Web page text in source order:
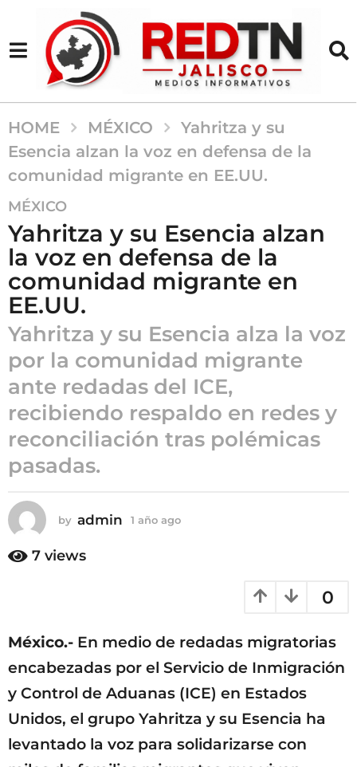
HOME MÉXICO
Yahritza y su
Esencia alzan la voz en defensa de la
comunidad migrante en EE.UU.
1
a
ñ
o
a
g
o
1
a
ñ
o
a
g
o
MÉXICO
Yahritza y su Esencia alzan
la voz en defensa de la
comunidad migrante en
EE.UU.
Yahritza y su Esencia alza la voz
por la comunidad migrante
ante redadas del ICE,
recibiendo respaldo en redes y
reconciliación tras polémicas
pasadas.
by admin 1 año ago
7 views
0
México.- En medio de redadas migratorias
encabezadas por el Servicio de Inmigración
y Control de Aduanas (ICE) en Estados
Unidos, el grupo Yahritza y su Esencia ha
levantado la voz para solidarizarse con